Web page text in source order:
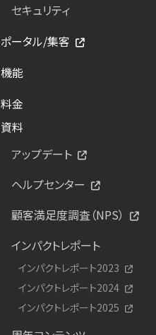
セキュリティ
ポータル/集客
機能
料金
資料
アップデート
ヘルプセンター
顧客満足度調査（NPS）
インパクトレポート
インパクトレポート2023
インパクトレポート2024
インパクトレポート2025